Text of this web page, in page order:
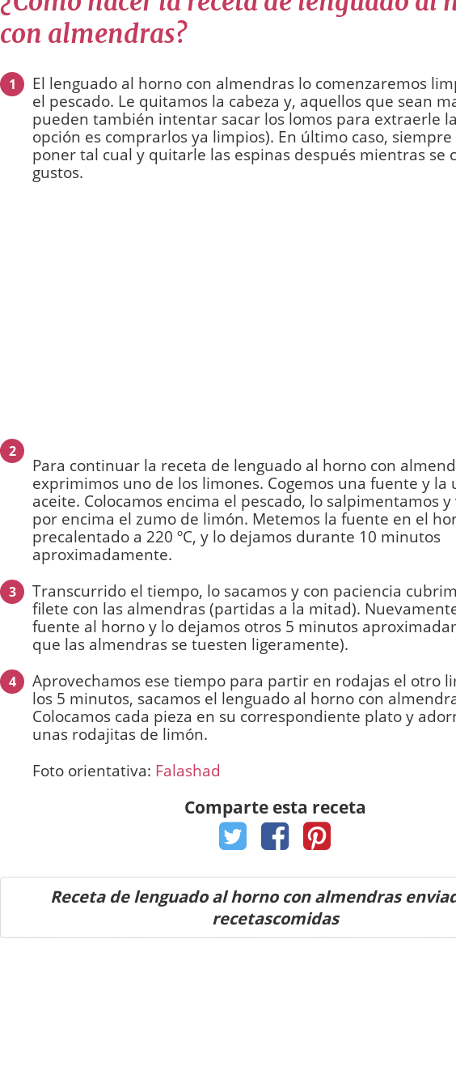
con almendras?
1
El lenguado al horno con almendras lo comenzaremos
el pescado. Le quitamos la cabeza y, aquellos que sean
pueden también intentar sacar los lomos para extraerle
opción es comprarlos ya limpios). En último caso,
poner tal cual y quitarle las espinas después mientras se
gustos.
2
Para continuar la receta de lenguado al horno con
exprimimos uno de los limones. Cogemos una fuente y la
aceite. Colocamos encima el pescado, lo salpimentamos
por encima el zumo de limón. Metemos la fuente en el
precalentado a 220 ºC, y lo dejamos durante 10 minutos
aproximadamente.
3
Transcurrido el tiempo, lo sacamos y con paciencia
filete con las almendras (partidas a la mitad).
fuente al horno y lo dejamos otros 5 minutos
que las almendras se tuesten ligeramente).
4
Aprovechamos ese tiempo para partir en rodajas el otro
los 5 minutos, sacamos el lenguado al horno con
Colocamos cada pieza en su correspondiente plato y
unas rodajitas de limón.
Foto orientativa: Falashad
Comparte esta receta
Receta de lenguado al horno con almendras
recetascomidas